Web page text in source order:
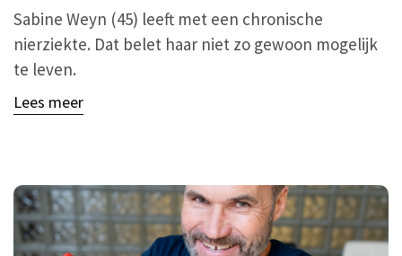
Sabine Weyn (45) leeft met een chronische
nierziekte. Dat belet haar niet zo gewoon mogelijk
te leven.
Lees meer